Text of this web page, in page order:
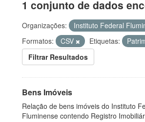
1 conjunto de dados
Organizações:
Instituto Federal
Formatos:
CSV Etiquetas:
Filtrar Resultados
Bens Imóveis
Relação de bens imóveis do Instituto
Fluminense contendo Registro